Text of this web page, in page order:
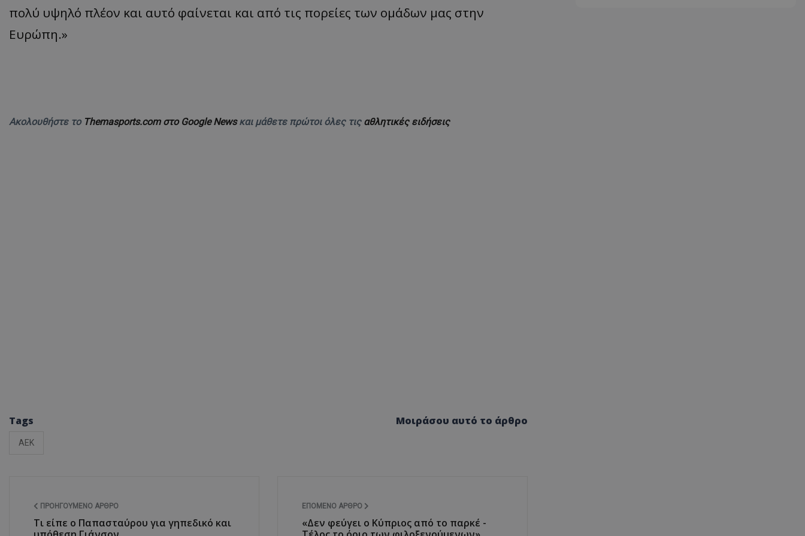
πολύ υψηλό πλέον και αυτό φαίνεται και από τις πορείες των ομάδων μας στην
Ευρώπη.»
Ακολουθήστε το Themasports.com στο Google Newsκαι μάθετε πρώτοι όλες τις αθλητικές ειδήσεις
Tags
ΑΕΚ
Μοιράσου αυτό το άρθρο
ΠΡΟΗΓΟΎΜΕΝΟ ΆΡΘΡΟ
Τι είπε ο Παπασταύρου για γηπεδικό και
ΕΠΌΜΕΝΟ ΆΡΘΡΟ
«Δεν φεύγει ο Κύπριος από το παρκέ -